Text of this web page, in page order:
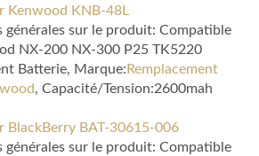
Kenwood KNB-48L
générales sur le produit: Compatible
NX-200 NX-300 P25 TK5220
Batterie, Marque: Remplacement
, Capacité/Tension:2600mah
BlackBerry BAT-30615-006
générales sur le produit: Compatible